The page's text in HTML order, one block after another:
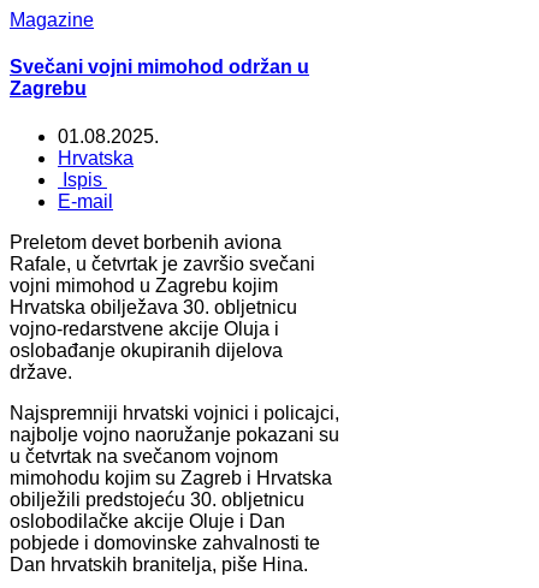
Magazine
Svečani vojni mimohod održan u
Zagrebu
01.08.2025.
Hrvatska
Ispis
E-mail
Preletom devet borbenih aviona
Rafale, u četvrtak je završio svečani
vojni mimohod u Zagrebu kojim
Hrvatska obilježava 30. obljetnicu
vojno-redarstvene akcije Oluja i
oslobađanje okupiranih dijelova
države.
Najspremniji hrvatski vojnici i policajci,
najbolje vojno naoružanje pokazani su
u četvrtak na svečanom vojnom
mimohodu kojim su Zagreb i Hrvatska
obilježili predstojeću 30. obljetnicu
oslobodilačke akcije Oluje i Dan
pobjede i domovinske zahvalnosti te
Dan hrvatskih branitelja, piše Hina.